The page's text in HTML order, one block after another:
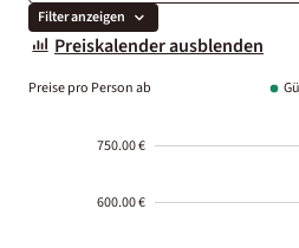
Filter anzeigen
Preiskalender ausblenden
Preise pro Person ab
750.00 €
600.00 €